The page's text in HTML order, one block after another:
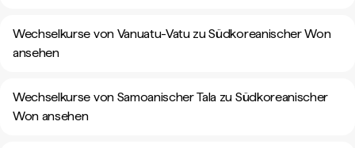
Wechselkurse von Vanuatu-Vatu zu Südkoreanischer Won
ansehen
Wechselkurse von Samoanischer Tala zu Südkoreanischer
Won ansehen